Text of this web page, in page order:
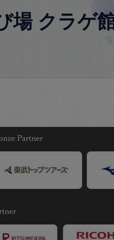
場 クラゲ